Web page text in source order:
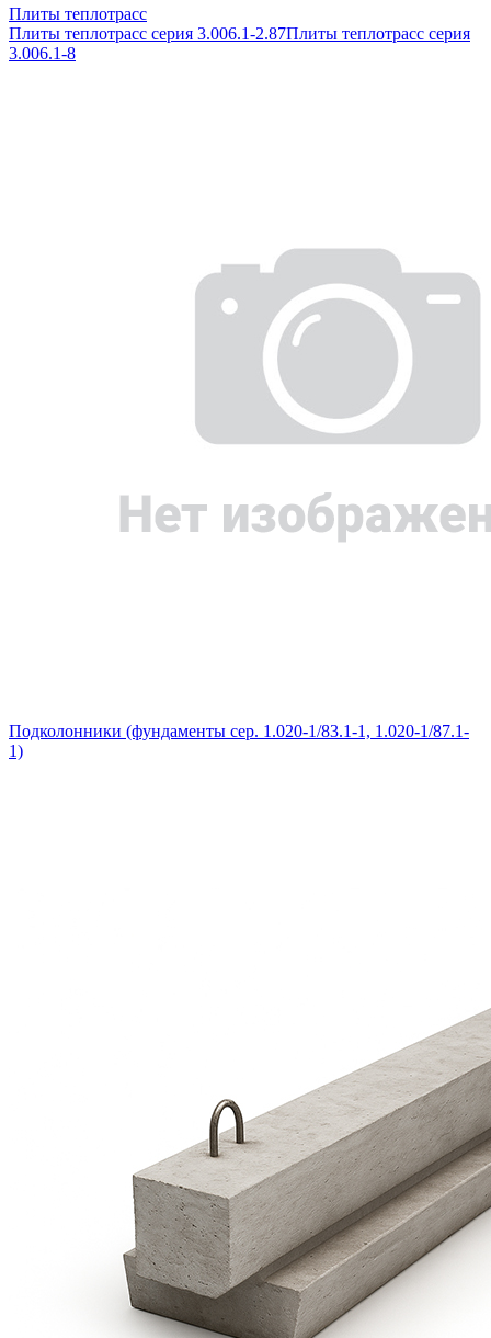
Плиты теплотрасс
Плиты теплотрасс серия 3.006.1-2.87Плиты теплотрасс серия
3.006.1-8
Подколонники (фундаменты сер. 1.020-1/83.1-1, 1.020-1/87.1-
1)